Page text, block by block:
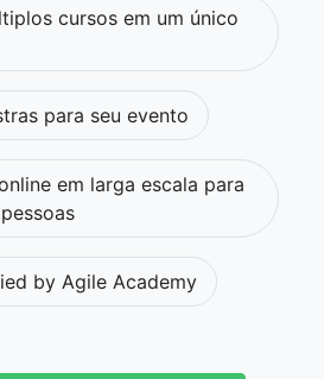
cursos em um único
para seu evento
em larga escala para
by Agile Academy